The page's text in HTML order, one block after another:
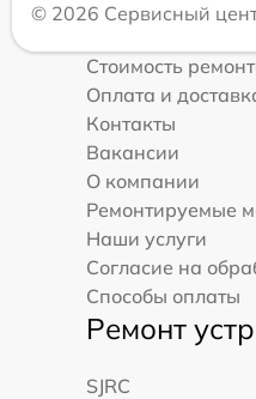
© 2026 Сервисный
Стоимость
Оплата и
Контакты
Вакансии
О компании
Ремонтируемые
Наши услуги
Согласие на
Способы оплаты
Ремонт
SJRC